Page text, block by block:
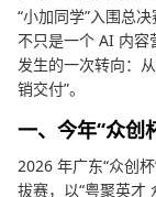
“小加同学”入围总
不只是一个 AI 内容
发生的一次转向：
销交付”。
一、今年“众创
2026 年广东“众创
拔赛，以“粤聚英才